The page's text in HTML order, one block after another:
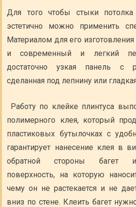
Для того чтобы стыки
эстетично можно применить
Материалом для его изготовления
и современный и легкий
достаточно узкая панель с
сделанная под лепнину или
Работу по клейке плинтуса
полимерного клея, который
пластиковых бутылочках с
гарантирует нанесение клея в
обратной стороны багет
поверхность, на которую
чему он не растекается и не
вниз по стене. Клеить багет